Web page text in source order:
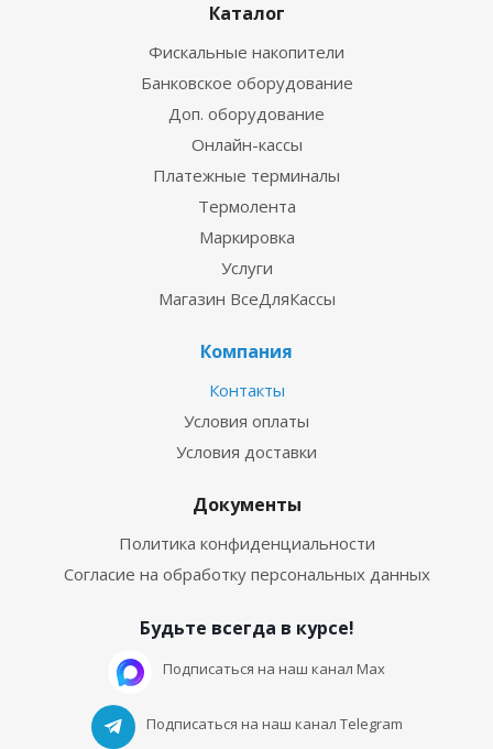
Каталог
Фискальные накопители
Банковское оборудование
Доп. оборудование
Онлайн-кассы
Платежные терминалы
Термолента
Маркировка
Услуги
Магазин ВсеДляКассы
Компания
Контакты
Условия оплаты
Условия доставки
Документы
Политика конфиденциальности
Согласие на обработку персональных данных
Будьте всегда в курсе!
Подписаться на наш канал Max
Подписаться на наш канал Telegram